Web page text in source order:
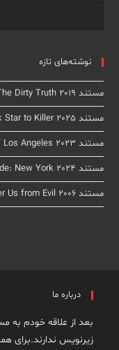
نوشته‌های تازه
مستند Dirty John: The Dirty Truth 2019
مستند From Rock Star to Killer 2025
مستند The Real Murders of Los Angeles 2023
مستند Homicide: New York 2024
مستند Deliver Us from Evil 2006
درباره ما
بعد از علاقه خودم به
زیرنویس ندارند.برای